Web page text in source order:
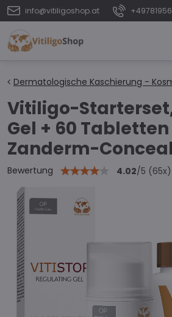
info@vitiligoshop.at
Dermatologische Kaschierung -
Vitiligo-
Gel + 60 Tabletten
Zanderm-
Bewertung 4.02/5 (65x)